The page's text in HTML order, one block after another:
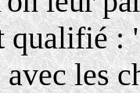
qualifié :
les